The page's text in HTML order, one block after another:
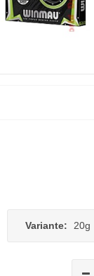
Variante: 20g